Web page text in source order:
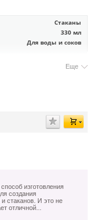
Стаканы
330 мл
Для воды и соков
Еще
изготовления
создания
стаканов. И это не
отличной...